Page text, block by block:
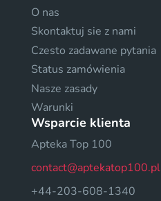
O nas
Skontaktuj sie z nami
Czesto zadawane pytania
Status zamówienia
Nasze zasady
Warunki
Wsparcie klienta
Apteka Top 100
contact@aptekatop100.pl
+44-203-608-1340